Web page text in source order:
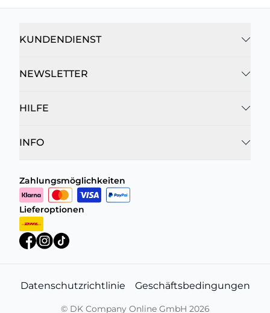
KUNDENDIENST
NEWSLETTER
HILFE
INFO
Zahlungsmöglichkeiten
Lieferoptionen
Datenschutzrichtlinie Geschäftsbedingungen
© DK Company Online GmbH 2026